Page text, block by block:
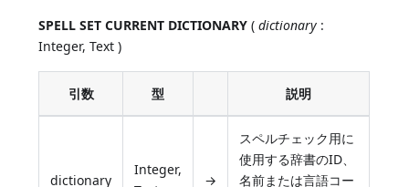
SPELL SET CURRENT DICTIONARY (dictionary :
Integer, Text )
引数 型 説明
dictionary
Integer,
→
スペルチェック用に
使用する辞書のID、
名前または言語コー